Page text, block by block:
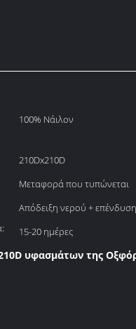
100% Νάιλον
210Dx210D
Μεταφορά που τυπώνεται
Απόδειξη νερού +
15-20 ημέρες
υφασμάτων της